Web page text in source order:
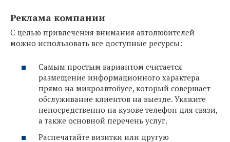
Реклама компании
С целью привлечения внимания автолюбителей
можно использовать все доступные ресурсы:
Самым простым вариантом считается
размещение информационного характера
прямо на микроавтобусе, который совершает
обслуживание клиентов на выезде. Укажите
непосредственно на кузове телефон для связи,
а также основной перечень услуг.
Распечатайте визитки или другую